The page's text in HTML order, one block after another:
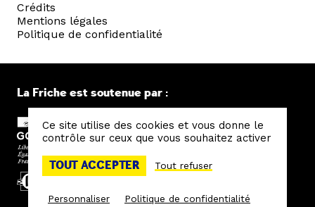
Crédits
Mentions légales
Politique de confidentialité
La Friche est soutenue par :
Ce site utilise des cookies et vous donne le
contrôle sur ceux que vous souhaitez activer
TOUT ACCEPTER Tout refuser
Personnaliser Politique de confidentialité